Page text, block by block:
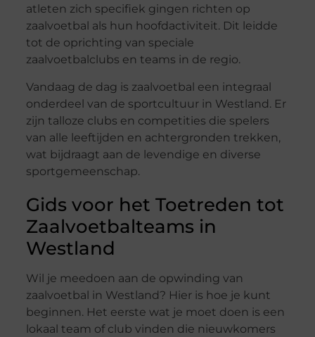
atleten zich specifiek gingen richten op
zaalvoetbal als hun hoofdactiviteit. Dit leidde
tot de oprichting van speciale
zaalvoetbalclubs en teams in de regio.
Vandaag de dag is zaalvoetbal een integraal
onderdeel van de sportcultuur in Westland. Er
zijn talloze clubs en competities die spelers
van alle leeftijden en achtergronden trekken,
wat bijdraagt aan de levendige en diverse
sportgemeenschap.
Gids voor het Toetreden tot
Zaalvoetbalteams in
Westland
Wil je meedoen aan de opwinding van
zaalvoetbal in Westland? Hier is hoe je kunt
beginnen. Het eerste wat je moet doen is een
lokaal team of club vinden die nieuwkomers